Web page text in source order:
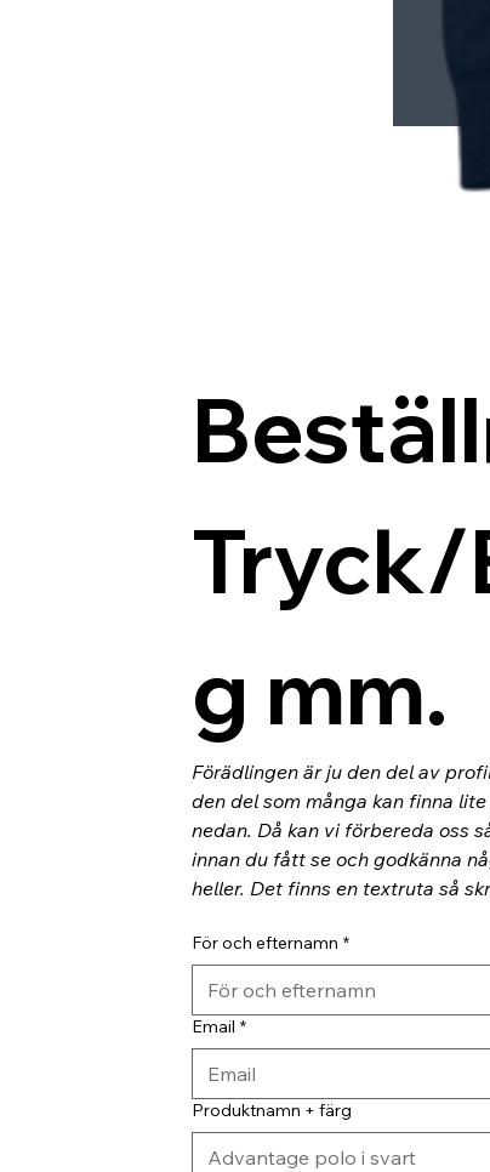
g mm.
Förädlingen är ju den del av
den del som många kan finna
nedan. Då kan vi förbereda oss
innan du fått se och godkänna
heller. Det finns en textruta så
För och efternamn *
Email *
Produktnamn + färg